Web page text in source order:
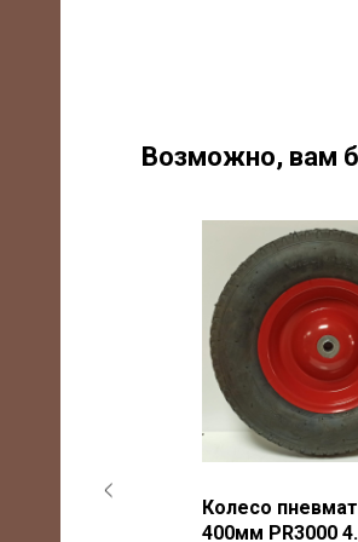
Возможно, вам
Колесо
400мм PR3000